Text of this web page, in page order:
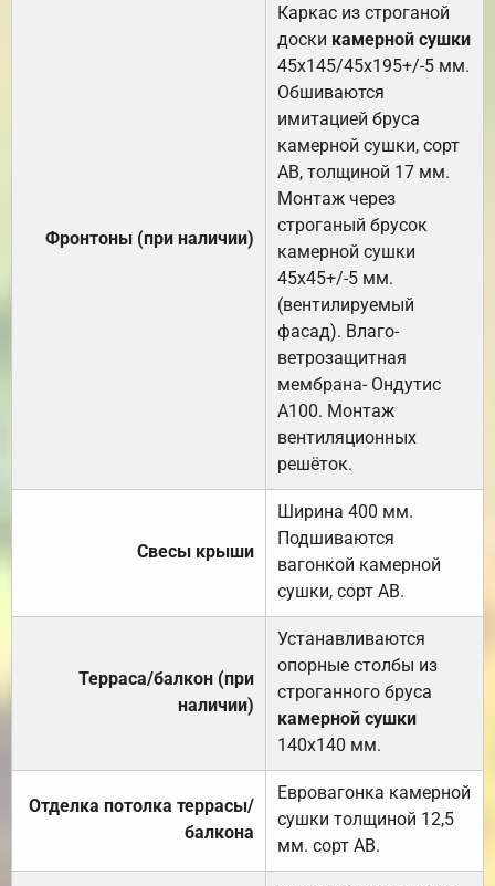
Фронтоны (при наличии)
Каркас из строганой
доски камерной сушки
45х145/45х195+/-5 мм.
Обшиваются
имитацией бруса
камерной сушки, сорт
АВ, толщиной 17 мм.
Монтаж через
строганый брусок
камерной сушки
45х45+/-5 мм.
(вентилируемый
фасад). Влаго-
ветрозащитная
мембрана- Ондутис
А100. Монтаж
вентиляционных
решёток.
Свесы крыши
Ширина 400 мм.
Подшиваются
вагонкой камерной
сушки, сорт АВ.
Терраса/балкон (при
наличии)
Устанавливаются
опорные столбы из
строганного бруса
камерной сушки
140х140 мм.
Отделка потолка террасы/
балкона
Евровагонка камерной
сушки толщиной 12,5
мм. сорт АВ.